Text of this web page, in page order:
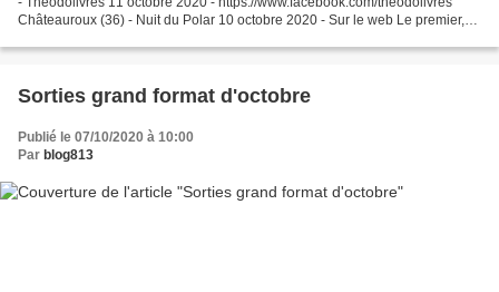
Châteauroux (36) - Nuit du Polar 10 octobre 2020 - Sur le web Le premier,
Sorties grand format d'octobre
Publié le 07/10/2020 à 10:00
Par blog813